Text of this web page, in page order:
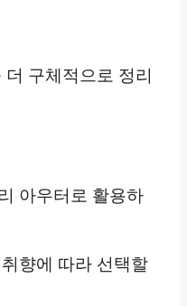
구체적으로 정리
아우터로 활용하
향에 따라 선택할